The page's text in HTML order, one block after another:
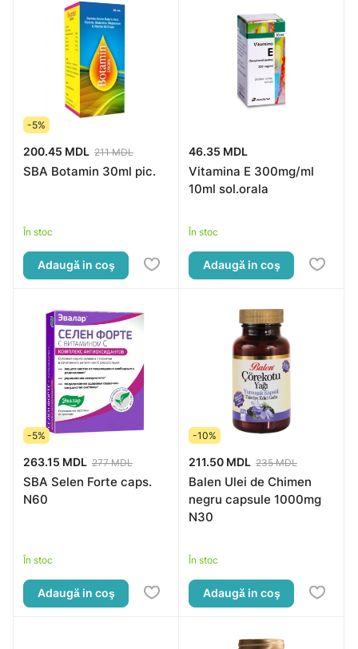
-5%
200.45 MDL 211 MDL
SBA Botamin 30ml pic.
În stoc
Adaugă in coş
46.35 MDL
Vitamina E 300mg/ml
10ml sol.orala
În stoc
Adaugă in coş
-5%
263.15 MDL 277 MDL
SBA Selen Forte caps.
N60
În stoc
Adaugă in coş
-10%
211.50 MDL 235 MDL
Balen Ulei de Chimen
negru capsule 1000mg
N30
În stoc
Adaugă in coş